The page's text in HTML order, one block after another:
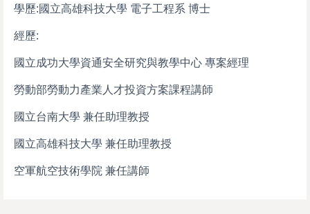
學歷:國立高雄科技大學 電子工程系 博士
經歷:
國立成功大學資通安全研究與教學中心 專案經理
勞動部勞動力產業人才投資方案課程講師
國立台南大學 兼任助理教授
國立高雄科技大學 兼任助理教授
空軍航空技術學院 兼任講師